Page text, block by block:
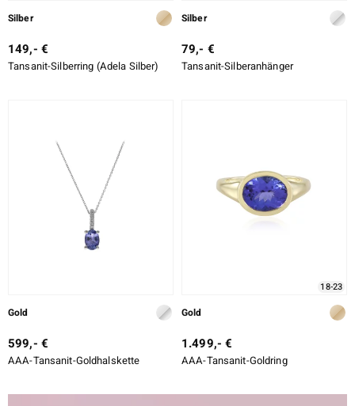
Silber
149,- €
Tansanit-Silberring (Adela Silber)
Silber
79,- €
Tansanit-Silberanhänger
Gold
599,- €
AAA-Tansanit-Goldhalskette
18-23
Gold
1.499,- €
AAA-Tansanit-Goldring